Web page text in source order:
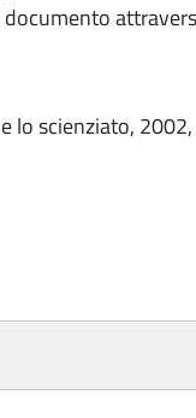
lo scienziato,